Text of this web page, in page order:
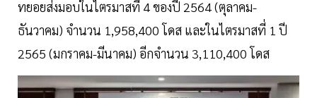
ทยอยส่งมอบในไตรมาสที่ 4 ของปี 2564 (ตุลาคม-
ธันวาคม) จำนวน 1,958,400 โดส และในไตรมาสที่ 1 ปี
2565 (มกราคม-มีนาคม) อีกจำนวน 3,110,400 โดส